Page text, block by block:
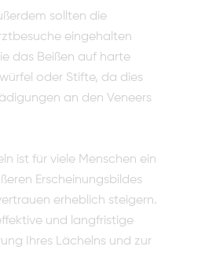
sollten die
eingehalten
das Beißen auf harte
oder Stifte, da dies
an den Veneers
ist für viele Menschen ein
Erscheinungsbildes
erheblich steigern.
und langfristige
Ihres Lächelns und zur